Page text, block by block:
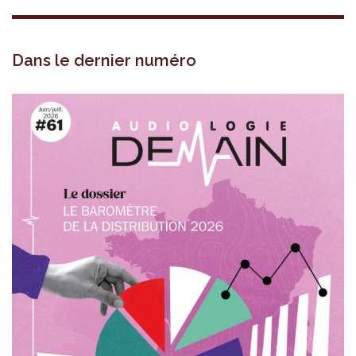
Dans le dernier numéro